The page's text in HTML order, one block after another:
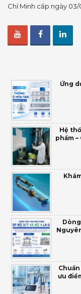
Chí Minh cấp ngày 03/
Ứng
Hệ
phẩm
ưu